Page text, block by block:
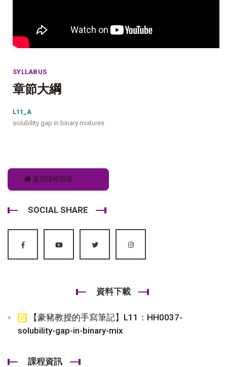
SYLLABUS
章節大綱
L11_A
solubility gap in binary mixtures
返回課程頁面
SOCIAL SHARE
資料下載
【豪豬教授的手寫筆記】L11：HH0037-
solubility-gap-in-binary-mix
課程資訊